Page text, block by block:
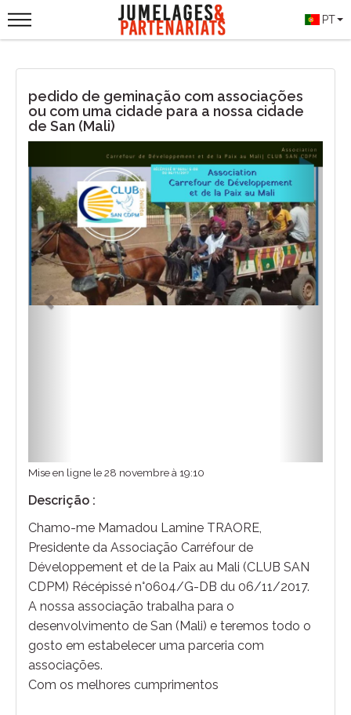
PT
pedido de geminação com associações
ou com uma cidade para a nossa cidade
de San (Mali)
Previous Next
Mise en ligne le 28 novembre à 19:10
Descrição :
Chamo-me Mamadou Lamine TRAORE,
Presidente da Associação Carréfour de
Développement et de la Paix au Mali (CLUB SAN
CDPM) Récépissé n°0604/G-DB du 06/11/2017.
A nossa associação trabalha para o
desenvolvimento de San (Mali) e teremos todo o
gosto em estabelecer uma parceria com
associações.
Com os melhores cumprimentos